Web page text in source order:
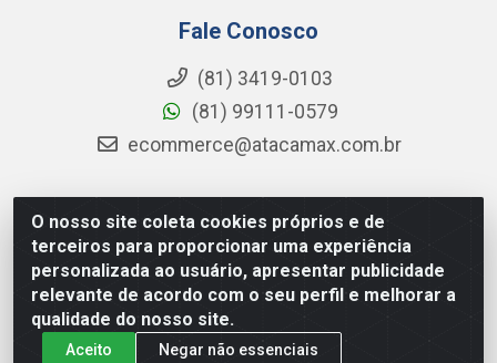
O nosso site coleta cookies próprios e de
terceiros para proporcionar uma experiência
personalizada ao usuário, apresentar publicidade
relevante de acordo com o seu perfil e melhorar a
qualidade do nosso site.
Aceito Negar não essenciais
Fale Conosco
(81) 3419-0103
(81) 99111-0579
ecommerce@atacamax.com.br
Atacamax Importadora de Alimentos LTDA - RODOVIA
BR-101 - SUL, KM 79,60 GP E GALPAO:D - Muribeca,
Jaboatão dos Guararapes - PE, 54355-010 - CNPJ
08.305.623/0001-84